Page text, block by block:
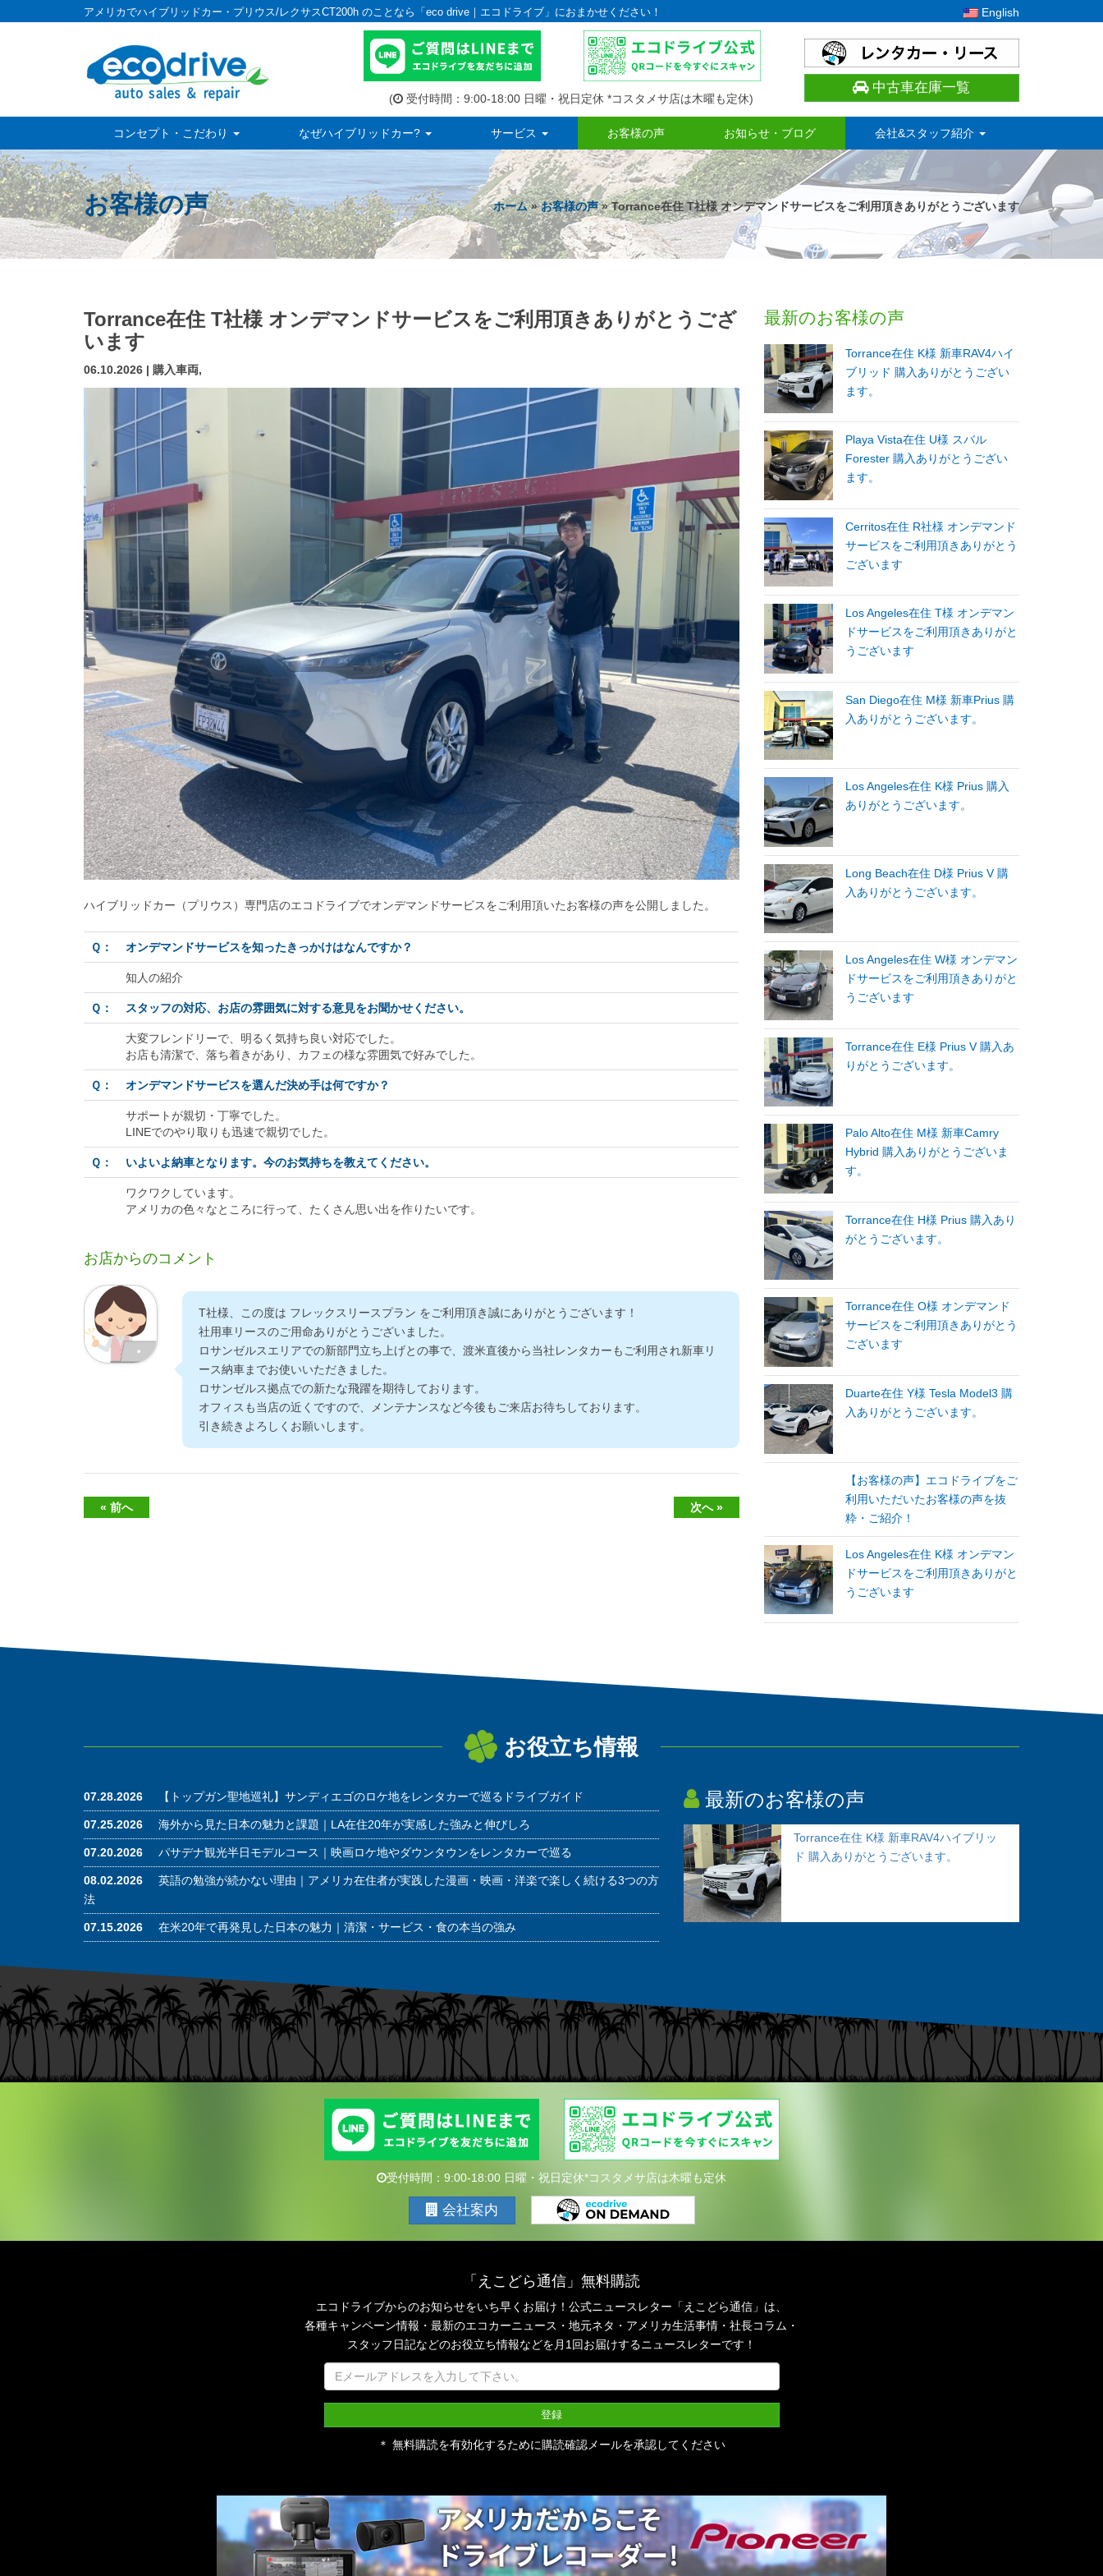
アメリカでハイブリッドカー・プリウス/レクサスCT200h のことなら「eco drive｜エコドライブ」におまかせください！ English
( 受付時間：9:00-18:00 日曜・祝日定休 *コスタメサ店は木曜も定休)
中古車在庫一覧
コンセプト・こだわり なぜハイブリッドカー? サービス お客様の声 お知らせ・ブログ 会社&スタッフ紹介
お客様の声 ホーム»お客様の声» Torrance在住 T社様 オンデマンドサービスをご利用頂きありがとうございます
Torrance在住 T社様 オンデマンドサービスをご利用頂きありがとうござ
います
06.10.2026 | 購入車両,
ハイブリッドカー（プリウス）専門店のエコドライブでオンデマンドサービスをご利用頂いたお客様の声を公開しました。
Ｑ： オンデマンドサービスを知ったきっかけはなんですか？
知人の紹介
Ｑ： スタッフの対応、お店の雰囲気に対する意見をお聞かせください。
大変フレンドリーで、明るく気持ち良い対応でした。
お店も清潔で、落ち着きがあり、カフェの様な雰囲気で好みでした。
Ｑ： オンデマンドサービスを選んだ決め手は何ですか？
サポートが親切・丁寧でした。
LINEでのやり取りも迅速で親切でした。
Ｑ： いよいよ納車となります。今のお気持ちを教えてください。
ワクワクしています。
アメリカの色々なところに行って、たくさん思い出を作りたいです。
お店からのコメント
T社様、この度は フレックスリースプラン をご利用頂き誠にありがとうございます！
社用車リースのご用命ありがとうございました。
ロサンゼルスエリアでの新部門立ち上げとの事で、渡米直後から当社レンタカーもご利用され新車リ
ース納車までお使いいただきました。
ロサンゼルス拠点での新たな飛躍を期待しております。
オフィスも当店の近くですので、メンテナンスなど今後もご来店お待ちしております。
引き続きよろしくお願いします。
« 前へ 次へ »
最新のお客様の声
Torrance在住 K様 新車RAV4ハイ
ブリッド 購入ありがとうござい
ます。
Playa Vista在住 U様 スバル
Forester 購入ありがとうござい
ます。
Cerritos在住 R社様 オンデマンド
サービスをご利用頂きありがとう
ございます
Los Angeles在住 T様 オンデマン
ドサービスをご利用頂きありがと
うございます
San Diego在住 M様 新車Prius 購
入ありがとうございます。
Los Angeles在住 K様 Prius 購入
ありがとうございます。
Long Beach在住 D様 Prius V 購
入ありがとうございます。
Los Angeles在住 W様 オンデマン
ドサービスをご利用頂きありがと
うございます
Torrance在住 E様 Prius V 購入あ
りがとうございます。
Palo Alto在住 M様 新車Camry
Hybrid 購入ありがとうございま
す。
Torrance在住 H様 Prius 購入あり
がとうございます。
Torrance在住 O様 オンデマンド
サービスをご利用頂きありがとう
ございます
Duarte在住 Y様 Tesla Model3 購
入ありがとうございます。
【お客様の声】エコドライブをご
利用いただいたお客様の声を抜
粋・ご紹介！
Los Angeles在住 K様 オンデマン
ドサービスをご利用頂きありがと
うございます
お役立ち情報
07.28.2026 【トップガン聖地巡礼】サンディエゴのロケ地をレンタカーで巡るドライブガイド
07.25.2026 海外から見た日本の魅力と課題｜LA在住20年が実感した強みと伸びしろ
07.20.2026 パサデナ観光半日モデルコース｜映画ロケ地やダウンタウンをレンタカーで巡る
08.02.2026
英語の勉強が続かない理由｜アメリカ在住者が実践した漫画・映画・洋楽で楽しく続ける3つの方
法
07.15.2026 在米20年で再発見した日本の魅力｜清潔・サービス・食の本当の強み
最新のお客様の声
Torrance在住 K様 新車RAV4ハイブリッ
ド 購入ありがとうございます。
受付時間：9:00-18:00 日曜・祝日定休*コスタメサ店は木曜も定休
会社案内
「えこどら通信」無料購読
エコドライブからのお知らせをいち早くお届け！公式ニュースレター「えこどら通信」は、
各種キャンペーン情報・最新のエコカーニュース・地元ネタ・アメリカ生活事情・社長コラム・
スタッフ日記などのお役立ち情報などを月1回お届けするニュースレターです！
＊ 無料購読を有効化するために購読確認メールを承認してください